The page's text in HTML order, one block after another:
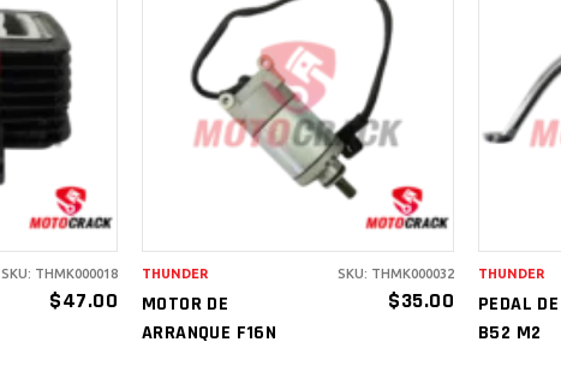
$47.00
SKU: THMK000018
AÑADIR AL
CARRITO
MOTOR DE
ARRANQUE F16N
$35.00
THUNDER SKU: THMK000032
PEDAL
B52 M2
THUNDER